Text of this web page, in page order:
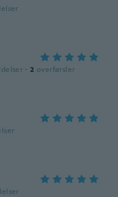
· 2 overførsler